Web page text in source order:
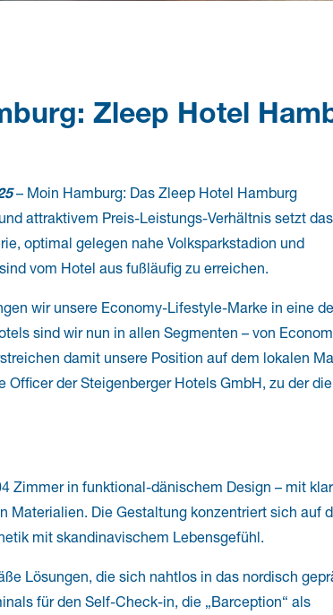
Zleep Hotel
– Moin Hamburg: Das Zleep Hotel Hamburg
attraktivem Preis-Leistungs-Verhältnis setzt das
optimal gelegen nahe Volksparkstadion und
vom Hotel aus fußläufig zu erreichen.
wir unsere Economy-Lifestyle-Marke in eine
sind wir nun in allen Segmenten – von
damit unsere Position auf dem lokalen
der Steigenberger Hotels GmbH, zu der die
Zimmer in funktional-dänischem Design – mit
Materialien. Die Gestaltung konzentriert sich auf
mit skandinavischem Lebensgefühl.
Lösungen, die sich nahtlos in das nordisch
für den Self-Check-in, die „Barception“ als